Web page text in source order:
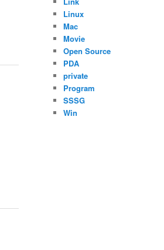
Linux
Mac
Movie
Open Source
PDA
private
Program
SSSG
Win